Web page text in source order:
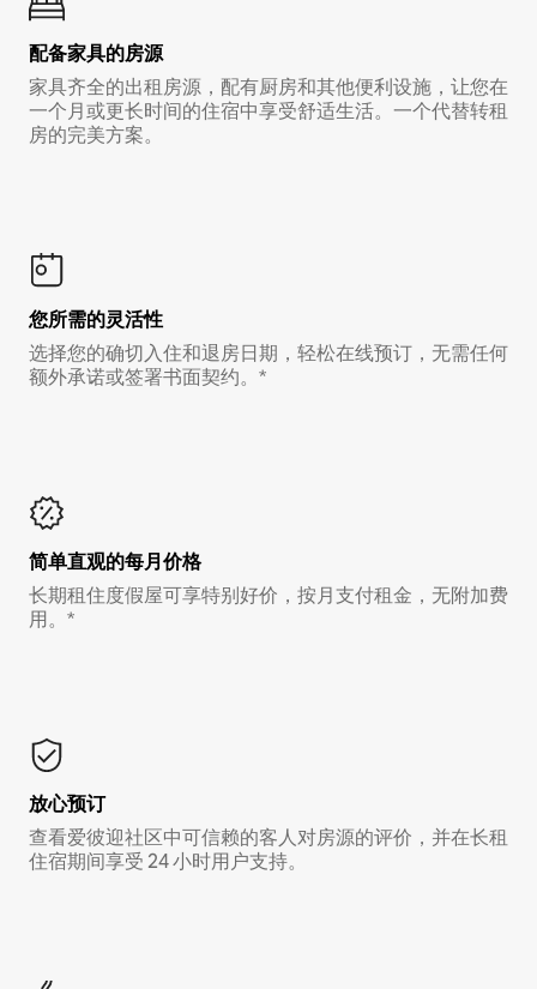
配备家具的房源
家具齐全的出租房源，配有厨房和其他便利设施，让您在
一个月或更长时间的住宿中享受舒适生活。一个代替转租
房的完美方案。
您所需的灵活性
选择您的确切入住和退房日期，轻松在线预订，无需任何
额外承诺或签署书面契约。*
简单直观的每月价格
长期租住度假屋可享特别好价，按月支付租金，无附加费
用。*
放心预订
查看爱彼迎社区中可信赖的客人对房源的评价，并在长租
住宿期间享受 24 小时用户支持。